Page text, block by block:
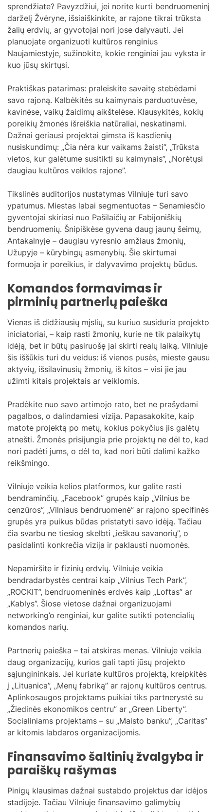
sprendžiate? Pavyzdžiui, jei norite kurti bendruomeninį
darželį Žvėryne, išsiaiškinkite, ar rajone tikrai trūksta
žalių erdvių, ar gyvotojai nori jose dalyvauti. Jei
planuojate organizuoti kultūros renginius
Naujamiestyje, sužinokite, kokie renginiai jau vyksta ir
kuo jūsų skirtųsi.
Praktiškas patarimas: praleiskite savaitę stebėdami
savo rajoną. Kalbėkitės su kaimynais parduotuvėse,
kavinėse, vaikų žaidimų aikštelėse. Klausykitės, kokių
poreikių žmonės išreiškia natūraliai, neskatinami.
Dažnai geriausi projektai gimsta iš kasdienių
nusiskundimų: „Čia nėra kur vaikams žaisti”, „Trūksta
vietos, kur galėtume susitikti su kaimynais”, „Norėtųsi
daugiau kultūros veiklos rajone”.
Tikslinės auditorijos nustatymas Vilniuje turi savo
ypatumus. Miestas labai segmentuotas – Senamiesčio
gyventojai skiriasi nuo Pašilaičių ar Fabijoniškių
bendruomenių. Šnipiškėse gyvena daug jaunų šeimų,
Antakalnyje – daugiau vyresnio amžiaus žmonių,
Užupyje – kūrybingų asmenybių. Šie skirtumai
formuoja ir poreikius, ir dalyvavimo projektų būdus.
Komandos formavimas ir
pirminių partnerių paieška
Vienas iš didžiausių mįslių, su kuriuo susiduria projekto
iniciatoriai, – kaip rasti žmonių, kurie ne tik palaikytų
idėją, bet ir būtų pasiruošę jai skirti realų laiką. Vilniuje
šis iššūkis turi du veidus: iš vienos pusės, mieste gausu
aktyvių, išsilavinusių žmonių, iš kitos – visi jie jau
užimti kitais projektais ar veiklomis.
Pradėkite nuo savo artimojo rato, bet ne prašydami
pagalbos, o dalindamiesi vizija. Papasakokite, kaip
matote projektą po metų, kokius pokyčius jis galėtų
atnešti. Žmonės prisijungia prie projektų ne dėl to, kad
nori padėti jums, o dėl to, kad nori būti dalimi kažko
reikšmingo.
Vilniuje veikia kelios platformos, kur galite rasti
bendraminčių. „Facebook” grupės kaip „Vilnius be
cenzūros”, „Vilniaus bendruomenė” ar rajono specifinės
grupės yra puikus būdas pristatyti savo idėją. Tačiau
čia svarbu ne tiesiog skelbti „ieškau savanorių”, o
pasidalinti konkrečia vizija ir paklausti nuomonės.
Nepamiršite ir fizinių erdvių. Vilniuje veikia
bendradarbystės centrai kaip „Vilnius Tech Park”,
„ROCKIT”, bendruomeninės erdvės kaip „Loftas” ar
„Kablys”. Šiose vietose dažnai organizuojami
networking’o renginiai, kur galite sutikti potencialių
komandos narių.
Partnerių paieška – tai atskiras menas. Vilniuje veikia
daug organizacijų, kurios gali tapti jūsų projekto
sąjungininkais. Jei kuriate kultūros projektą, kreipkitės
į „Lituanica”, „Menų fabriką” ar rajonų kultūros centrus.
Aplinkosaugos projektams puikiai tiks partnerystė su
„Žiedinės ekonomikos centru” ar „Green Liberty”.
Socialiniams projektams – su „Maisto banku”, „Caritas”
ar kitomis labdaros organizacijomis.
Finansavimo šaltinių žvalgyba ir
paraiškų rašymas
Pinigų klausimas dažnai sustabdo projektus dar idėjos
stadijoje. Tačiau Vilniuje finansavimo galimybių